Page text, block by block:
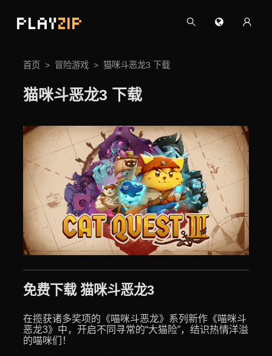
PLAYZIP
首页 冒险游戏 猫咪斗恶龙3 下载
猫咪斗恶龙3 下载
免费下载 猫咪斗恶龙3
在揽获诸多奖项的《喵咪斗恶龙》系列新作《喵咪斗
恶龙3》中，开启不同寻常的“大猫险”，结识热情洋溢
的喵咪们！